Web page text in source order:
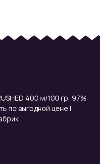
400 м/100 гр, 97%
по выгодной цене |